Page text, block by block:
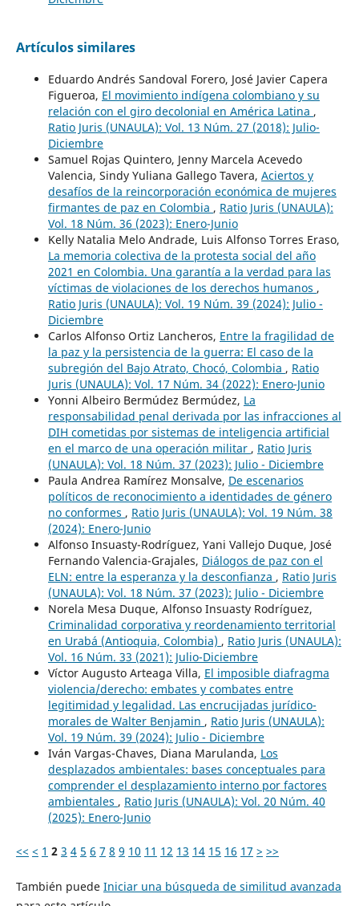
Artículos similares
Eduardo Andrés Sandoval Forero, José Javier Capera
Figueroa, El movimiento indígena colombiano y su
relación con el giro decolonial en América Latina ,
Ratio Juris (UNAULA): Vol. 13 Núm. 27 (2018): Julio-
Diciembre
Samuel Rojas Quintero, Jenny Marcela Acevedo
Valencia, Sindy Yuliana Gallego Tavera, Aciertos y
desafíos de la reincorporación económica de mujeres
firmantes de paz en Colombia , Ratio Juris (UNAULA):
Vol. 18 Núm. 36 (2023): Enero-Junio
Kelly Natalia Melo Andrade, Luis Alfonso Torres Eraso,
La memoria colectiva de la protesta social del año
2021 en Colombia. Una garantía a la verdad para las
víctimas de violaciones de los derechos humanos ,
Ratio Juris (UNAULA): Vol. 19 Núm. 39 (2024): Julio -
Diciembre
Carlos Alfonso Ortiz Lancheros, Entre la fragilidad de
la paz y la persistencia de la guerra: El caso de la
subregión del Bajo Atrato, Chocó, Colombia , Ratio
Juris (UNAULA): Vol. 17 Núm. 34 (2022): Enero-Junio
Yonni Albeiro Bermúdez Bermúdez, La
responsabilidad penal derivada por las infracciones al
DIH cometidas por sistemas de inteligencia artificial
en el marco de una operación militar , Ratio Juris
(UNAULA): Vol. 18 Núm. 37 (2023): Julio - Diciembre
Paula Andrea Ramírez Monsalve, De escenarios
políticos de reconocimiento a identidades de género
no conformes , Ratio Juris (UNAULA): Vol. 19 Núm. 38
(2024): Enero-Junio
Alfonso Insuasty-Rodríguez, Yani Vallejo Duque, José
Fernando Valencia-Grajales, Diálogos de paz con el
ELN: entre la esperanza y la desconfianza , Ratio Juris
(UNAULA): Vol. 18 Núm. 37 (2023): Julio - Diciembre
Norela Mesa Duque, Alfonso Insuasty Rodríguez,
Criminalidad corporativa y reordenamiento territorial
en Urabá (Antioquia, Colombia) , Ratio Juris (UNAULA):
Vol. 16 Núm. 33 (2021): Julio-Diciembre
Víctor Augusto Arteaga Villa, El imposible diafragma
violencia/derecho: embates y combates entre
legitimidad y legalidad. Las encrucijadas jurídico-
morales de Walter Benjamin , Ratio Juris (UNAULA):
Vol. 19 Núm. 39 (2024): Julio - Diciembre
Iván Vargas-Chaves, Diana Marulanda, Los
desplazados ambientales: bases conceptuales para
comprender el desplazamiento interno por factores
ambientales , Ratio Juris (UNAULA): Vol. 20 Núm. 40
(2025): Enero-Junio
<< < 1 2 3 4 5 6 7 8 9 10 11 12 13 14 15 16 17 > >>
También puede Iniciar una búsqueda de similitud avanzada